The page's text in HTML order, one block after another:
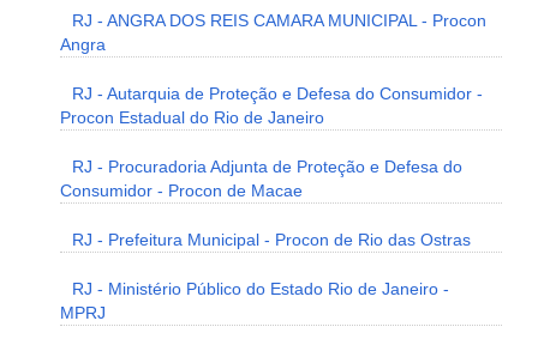
RJ - ANGRA DOS REIS CAMARA MUNICIPAL - Procon
Angra
RJ - Autarquia de Proteção e Defesa do Consumidor -
Procon Estadual do Rio de Janeiro
RJ - Procuradoria Adjunta de Proteção e Defesa do
Consumidor - Procon de Macae
RJ - Prefeitura Municipal - Procon de Rio das Ostras
RJ - Ministério Público do Estado Rio de Janeiro -
MPRJ